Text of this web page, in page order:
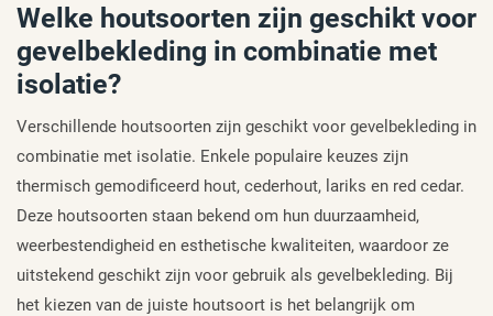
Welke houtsoorten zijn geschikt voor
gevelbekleding in combinatie met
isolatie?
Verschillende houtsoorten zijn geschikt voor gevelbekleding in
combinatie met isolatie. Enkele populaire keuzes zijn
thermisch gemodificeerd hout, cederhout, lariks en red cedar.
Deze houtsoorten staan bekend om hun duurzaamheid,
weerbestendigheid en esthetische kwaliteiten, waardoor ze
uitstekend geschikt zijn voor gebruik als gevelbekleding. Bij
het kiezen van de juiste houtsoort is het belangrijk om